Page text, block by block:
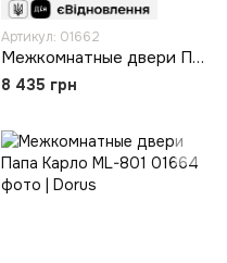
Артикул: 01662
Межкомнатные двери Папа Карло ML-716
8 435 грн